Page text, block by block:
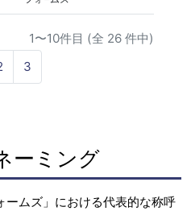
1〜10件目 (全 26 件中)
3
ーミング
ムズ」における代表的な称呼